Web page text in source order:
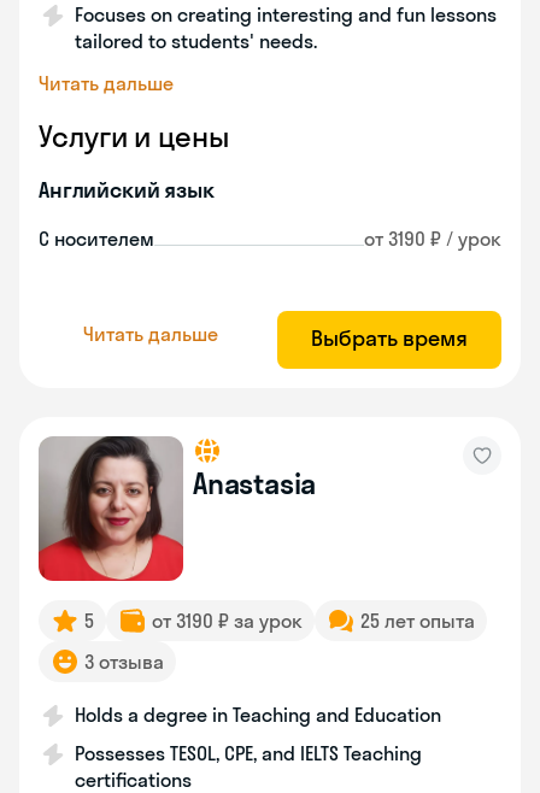
Focuses on creating interesting and fun lessons
tailored to students' needs.
Читать дальше
Услуги и цены
Английский язык
С носителем от 3190 ₽ / урок
Читать дальше Выбрать время
Anastasia
5 от 3190 ₽ за урок
25 лет опыта
3 отзыва
Holds a degree in Teaching and Education
Possesses TESOL, CPE, and IELTS Teaching
certifications